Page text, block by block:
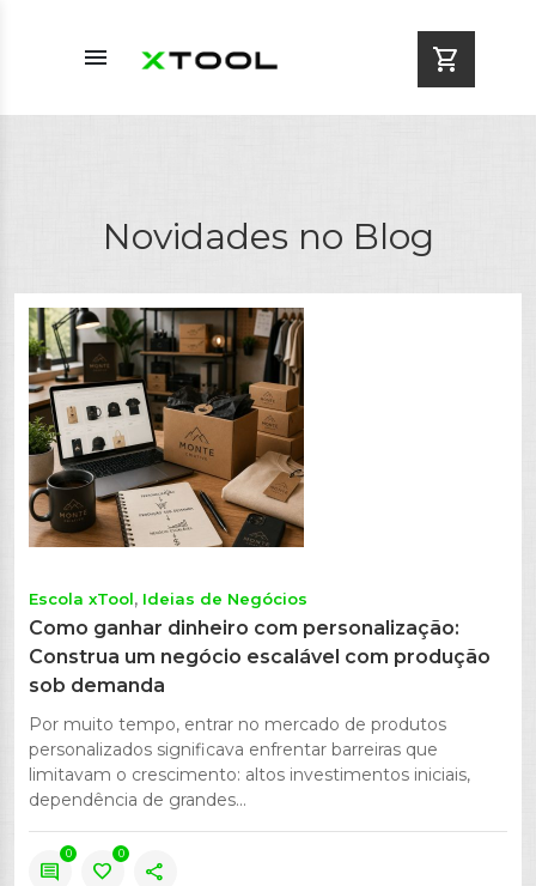
menu shopping_cart
Novidades no Blog
Escola xTool Ideias de Negócios
Como ganhar dinheiro com personalização:
Construa um negócio escalável com produção
sob demanda
Por muito tempo, entrar no mercado de produtos
personalizados significava enfrentar barreiras que
limitavam o crescimento: altos investimentos iniciais,
dependência de grandes...
comment
0
favorite
0
share